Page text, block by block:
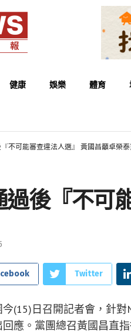
健康 娛樂 體育
『不可能審查違法人選』 黃國昌籲卓榮
過後『不
Twitter
(15)日召開記者會，針
應。黨團總召黃國昌直